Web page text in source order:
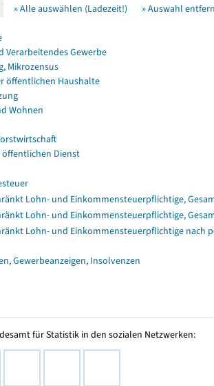
» Alle auswählen (Ladezeit!) » Auswahl
Verarbeitendes Gewerbe
Mikrozensus
öffentlichen Haushalte
Wohnen
öffentlichen Dienst
Lohn- und Einkommensteuerpflichtige,
Lohn- und Einkommensteuerpflichtige,
Lohn- und Einkommensteuerpflichtige nach
Gewerbeanzeigen, Insolvenzen
für Statistik in den sozialen Netzwerken: